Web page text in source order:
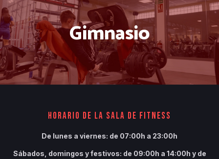
Gimnasio
HORARIO DE LA SALA DE FITNESS
De lunes a viernes: de 07:00h a 23:00h
Sábados, domingos y festivos: de 09:00h a 14:00h y de